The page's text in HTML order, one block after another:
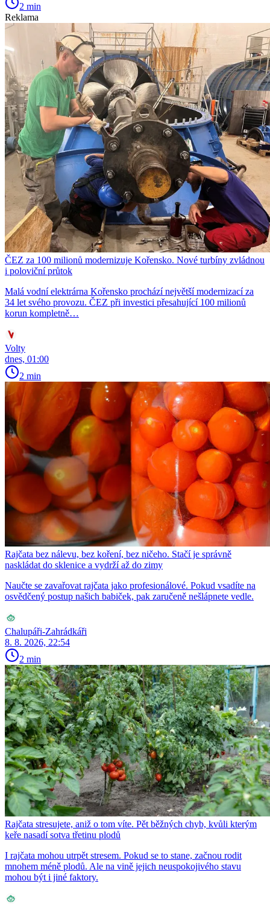
2 min
Reklama
ČEZ za 100 milionů modernizuje Kořensko. Nové turbíny zvládnou
i poloviční průtok
Malá vodní elektrárna Kořensko prochází největší modernizací za
34 let svého provozu. ČEZ při investici přesahující 100 milionů
korun kompletně…
Volty
dnes, 01:00
2 min
Rajčata bez nálevu, bez koření, bez ničeho. Stačí je správně
naskládat do sklenice a vydrží až do zimy
Naučte se zavařovat rajčata jako profesionálové. Pokud vsadíte na
osvědčený postup našich babiček, pak zaručeně nešlápnete vedle.
Chalupáři-Zahrádkáři
8. 8. 2026, 22:54
2 min
Rajčata stresujete, aniž o tom víte. Pět běžných chyb, kvůli kterým
keře nasadí sotva třetinu plodů
I rajčata mohou utrpět stresem. Pokud se to stane, začnou rodit
mnohem méně plodů. Ale na vině jejich neuspokojivého stavu
mohou být i jiné faktory.